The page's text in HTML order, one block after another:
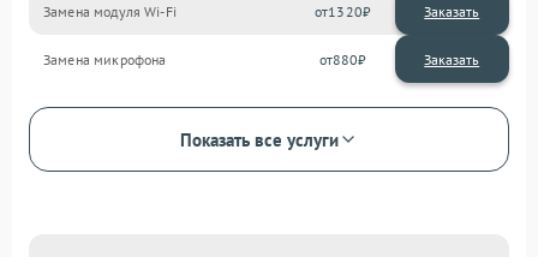
Замена модуля Wi-Fi 1320
Замена микрофона 880
Показать все услуги